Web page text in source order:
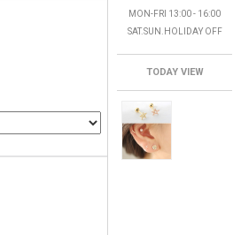
MON-FRI 13:00 - 16:00
SAT.SUN.HOLIDAY OFF
TODAY VIEW